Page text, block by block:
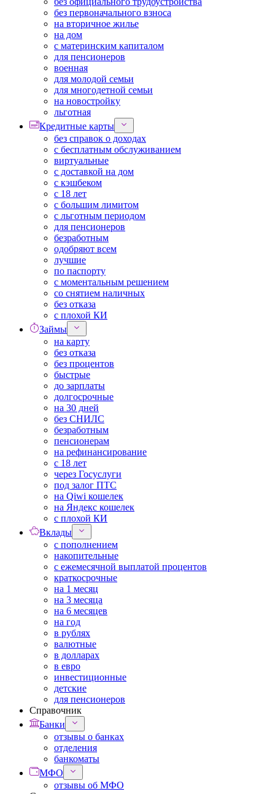
без первоначального взноса
на вторичное жилье
на дом
с материнским капиталом
для пенсионеров
военная
для молодой семьи
для многодетной семьи
на новостройку
льготная
Кредитные карты
без справок о доходах
с бесплатным обслуживанием
виртуальные
с доставкой на дом
с кэшбеком
с 18 лет
с большим лимитом
с льготным периодом
для пенсионеров
безработным
одобряют всем
лучшие
по паспорту
с моментальным решением
со снятием наличных
без отказа
с плохой КИ
Займы
на карту
без отказа
без процентов
быстрые
до зарплаты
долгосрочные
на 30 дней
без СНИЛС
безработным
пенсионерам
на рефинансирование
с 18 лет
через Госуслуги
под залог ПТС
на Qiwi кошелек
на Яндекс кошелек
с плохой КИ
Вклады
с пополнением
накопительные
с ежемесячной выплатой процентов
краткосрочные
на 1 месяц
на 3 месяца
на 6 месяцев
на год
в рублях
валютные
в долларах
в евро
инвестиционные
детские
для пенсионеров
Справочник
Банки
отзывы о банках
отделения
банкоматы
МФО
отзывы об МФО